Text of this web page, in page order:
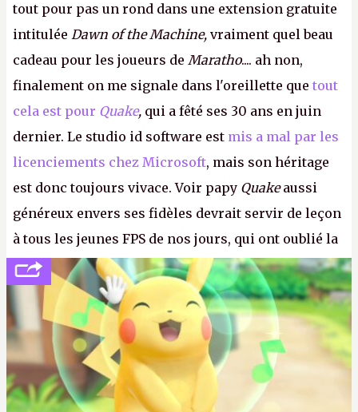
tout pour pas un rond dans une extension gratuite
intitulée Dawn of the Machine, vraiment quel beau
cadeau pour les joueurs de Maratho.... ah non,
finalement on me signale dans l'oreillette que tout
cela est pour Quake, qui a fêté ses 30 ans en juin
dernier. Le studio id software est mis a mal par les
licenciements chez Microsoft, mais son héritage
est donc toujours vivace. Voir papy Quakeaussi
généreux envers ses fidèles devrait servir de leçon
à tous les jeunes FPS de nos jours, qui ont oublié la
politesse et le respect envers leurs joueurs et les
anciens. Il leur faudrait une bonne guerre des
consoles à ces petits cons !